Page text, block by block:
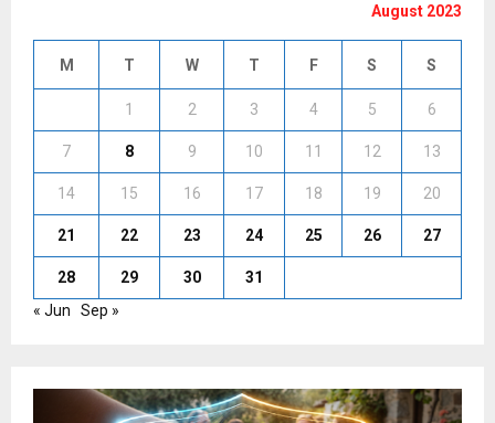
August 2023
M T W T F S S
1 2 3 4 5 6
7 8 9 10 11 12 13
14 15 16 17 18 19 20
21 22 23 24 25 26 27
28 29 30
31
« Jun
Sep »